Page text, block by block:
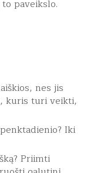
paveikslo.
nes jis
kuris turi veikti,
Iki
Priimti